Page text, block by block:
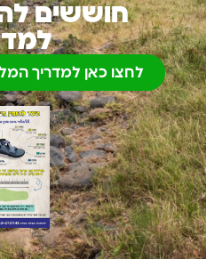
חוששים
לחצו כאן למדריך